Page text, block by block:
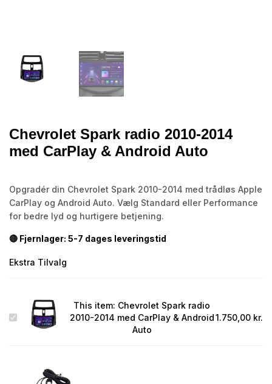
Chevrolet Spark radio 2010-2014
med CarPlay & Android Auto
Opgradér din Chevrolet Spark 2010-2014 med trådløs Apple
CarPlay og Android Auto. Vælg Standard eller Performance
for bedre lyd og hurtigere betjening.
🔴 Fjernlager: 5-7 dages leveringstid
Ekstra Tilvalg
Chevrolet
Spark
This item: Chevrolet Spark radio
2010-2014 med CarPlay & Android
Auto
1.750,00 kr.